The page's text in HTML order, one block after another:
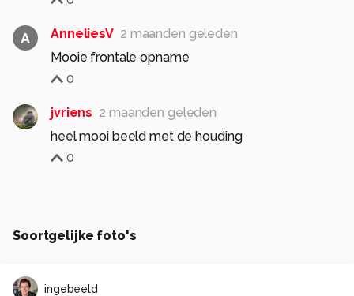
A AnneliesV 2 maanden geleden
Mooie frontale opname
0
jvriens 2 maanden geleden
heel mooi beeld met de houding
0
Soortgelijke foto's
ingebeeld